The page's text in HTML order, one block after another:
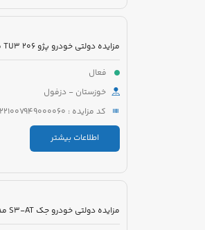
فعال
خوزستان - دزفول
کد مزایده : 5221007949000060
اطلاعات بیشتر